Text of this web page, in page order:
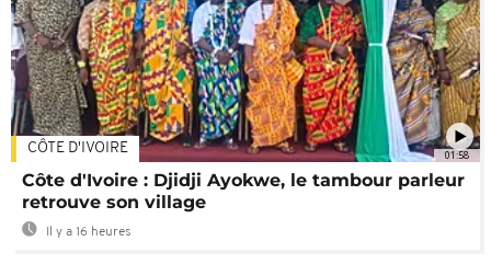
01:58
CÔTE D'IVOIRE
Côte d'Ivoire : Djidji Ayokwe, le tambour parleur
retrouve son village
Il y a 16 heures